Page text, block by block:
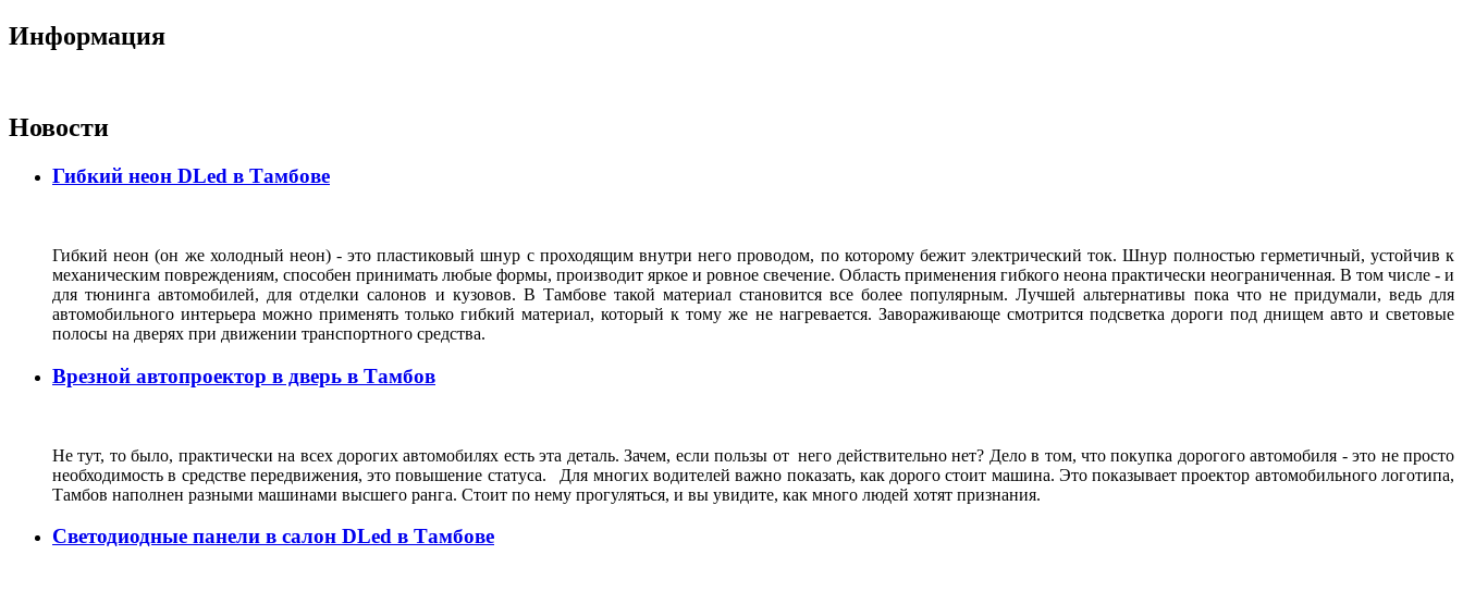
Информация
Новости
Гибкий неон DLed в Тамбове
Гибкий неон (он же холодный неон) - это пластиковый шнур с проходящим внутри него проводом, по которому бежит электрический ток. Шнур полностью герметичный, устойчив к
механическим повреждениям, способен принимать любые формы, производит яркое и ровное свечение. Область применения гибкого неона практически неограниченная. В том числе - и
для тюнинга автомобилей, для отделки салонов и кузовов. В Тамбове такой материал становится все более популярным. Лучшей альтернативы пока что не придумали, ведь для
автомобильного интерьера можно применять только гибкий материал, который к тому же не нагревается. Завораживающе смотрится подсветка дороги под днищем авто и световые
полосы на дверях при движении транспортного средства.
Врезной автопроектор в дверь в Тамбов
Не тут, то было, практически на всех дорогих автомобилях есть эта деталь. Зачем, если пользы от него действительно нет? Дело в том, что покупка дорогого автомобиля - это не просто
необходимость в средстве передвижения, это повышение статуса. Для многих водителей важно показать, как дорого стоит машина. Это показывает проектор автомобильного логотипа,
Тамбов наполнен разными машинами высшего ранга. Стоит по нему прогуляться, и вы увидите, как много людей хотят признания.
Светодиодные панели в салон DLed в Тамбове